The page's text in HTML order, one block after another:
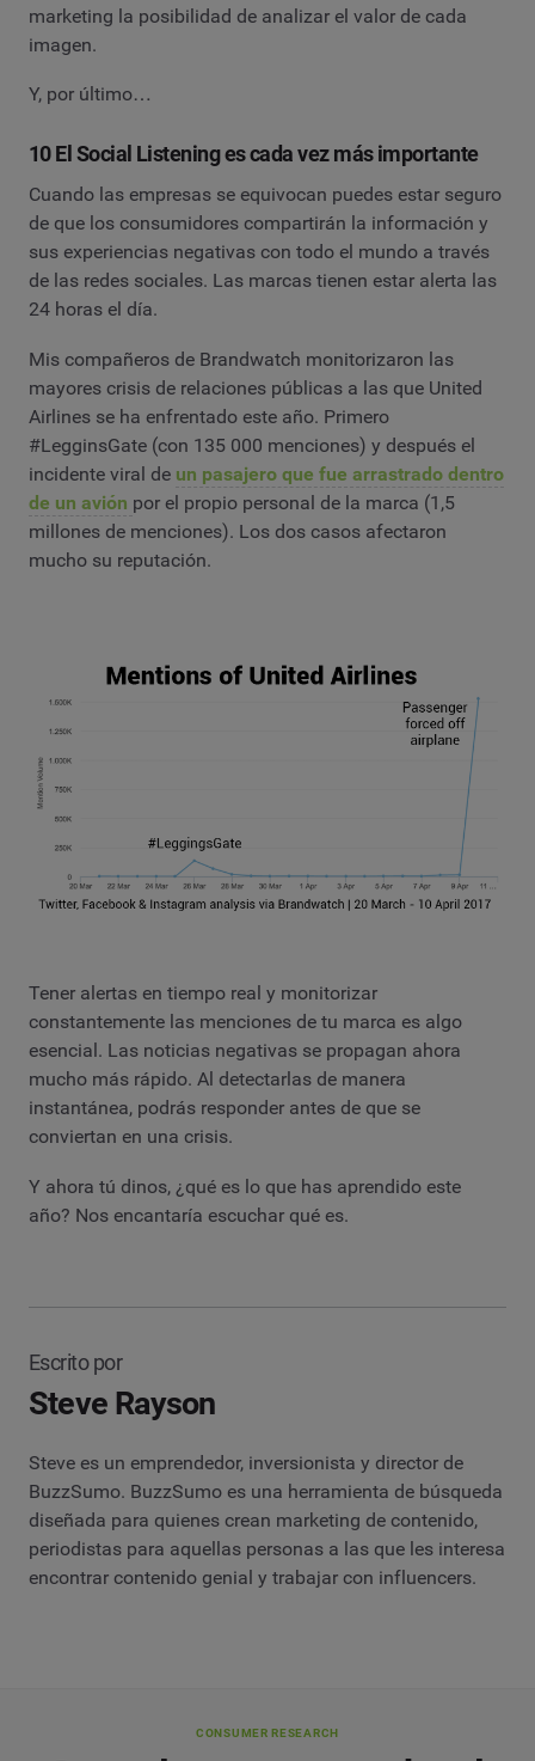
marketing la posibilidad de analizar el valor de cada
imagen.
Y, por último…
10 El Social Listening es cada vez más importante
Cuando las empresas se equivocan puedes estar seguro
de que los consumidores compartirán la información y
sus experiencias negativas con todo el mundo a través
de las redes sociales. Las marcas tienen estar alerta las
24 horas el día.
Mis compañeros de Brandwatch monitorizaron las
mayores crisis de relaciones públicas a las que United
Airlines se ha enfrentado este año. Primero
#LegginsGate (con 135 000 menciones) y después el
incidente viral de un pasajero que fue arrastrado dentro
de un avión por el propio personal de la marca (1,5
millones de menciones). Los dos casos afectaron
mucho su reputación.
Tener alertas en tiempo real y monitorizar
constantemente las menciones de tu marca es algo
esencial. Las noticias negativas se propagan ahora
mucho más rápido. Al detectarlas de manera
instantánea, podrás responder antes de que se
conviertan en una crisis.
Y ahora tú dinos, ¿qué es lo que has aprendido este
año? Nos encantaría escuchar qué es.
Escrito por
Steve Rayson
Steve es un emprendedor, inversionista y director de
BuzzSumo. BuzzSumo es una herramienta de búsqueda
diseñada para quienes crean marketing de contenido,
periodistas para aquellas personas a las que les interesa
encontrar contenido genial y trabajar con influencers.
CONSUMER RESEARCH